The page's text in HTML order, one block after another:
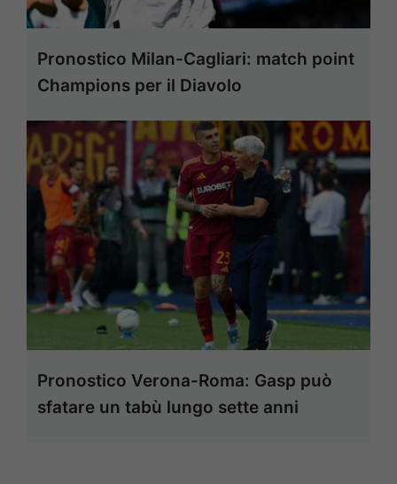
Pronostico Milan-Cagliari: match point
Champions per il Diavolo
Pronostico Verona-Roma: Gasp può
sfatare un tabù lungo sette anni